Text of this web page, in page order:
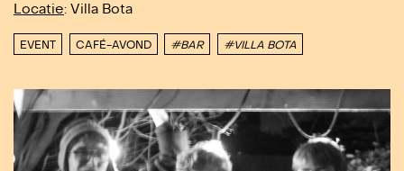
Locatie: Villa Bota
EVENT CAFÉ-AVOND #BAR #VILLA BOTA